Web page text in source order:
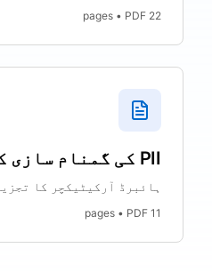
22
PII کی گمنام سازی کا کیس اسٹڈی
ہائبرڈ آرکیٹیکچر کا تجزیہ
11